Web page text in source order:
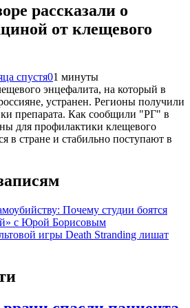
рассказали о
от клещевого
спустя01 минуты
энцефалита, на который в
устранен. Регионы получили
препарата. Как сообщили "РГ" в
для профилактики клещевого
в стране и стабильно поступают в
Почему студии боятся
с Юрой Борисовым
игры Death Stranding лишат